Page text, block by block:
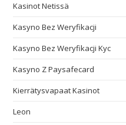
Kasinot Netissä
Kasyno Bez Weryfikacji
Kasyno Bez Weryfikacji Kyc
Kasyno Z Paysafecard
Kierrätysvapaat Kasinot
Leon